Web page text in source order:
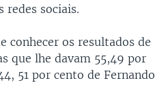
sociais.
conhecer os resultados de
que lhe davam 55,49 por
51 por cento de Fernando